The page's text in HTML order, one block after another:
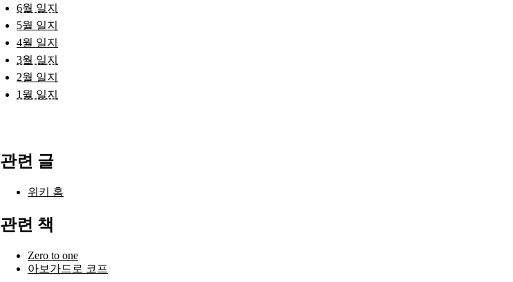
6월 일지
5월 일지
4월 일지
3월 일지
2월 일지
1월 일지
관련 글
위키 홈
관련 책
Zero to one
아보가드로 코프